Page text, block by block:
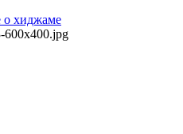
о хиджаме
600x400.jpg